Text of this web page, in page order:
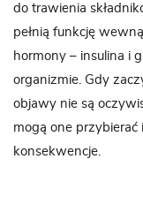
do trawienia
pełnią funkcję
hormony – insulina i
organizmie. Gdy
objawy nie są
mogą one
konsekwencje.